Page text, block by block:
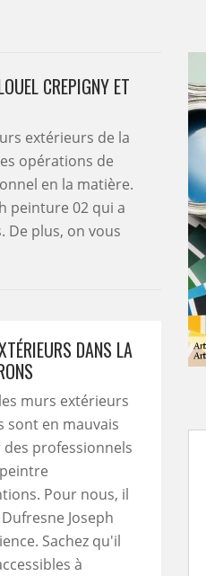
CREPIGNY ET
extérieurs de la
opérations de
en la matière.
peinture 02 qui a
De plus, on vous
DANS LA
murs extérieurs
sont en mauvais
professionnels
Pour nous, il
Joseph
Sachez qu'il
à